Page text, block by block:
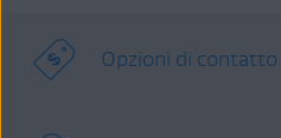
Opzioni di contatto